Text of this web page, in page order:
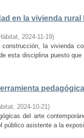
en la vivienda
, 2024-11-19)
la vivienda
esta disciplina puesto
, 2024-10-21)
del arte
público asistente a la